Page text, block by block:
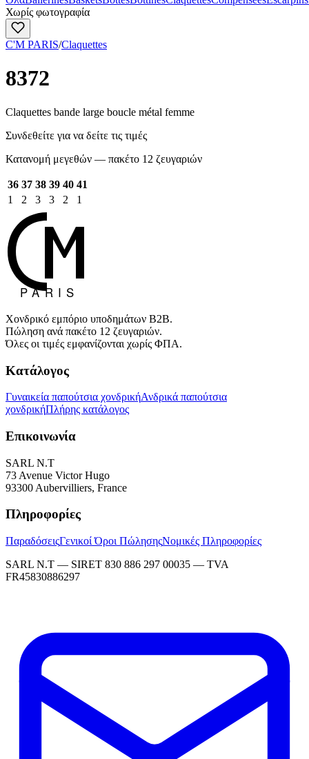
Χωρίς φωτογραφία
C'M PARIS/Claquettes
8372
Claquettes bande large boucle métal femme
Συνδεθείτε για να δείτε τις τιμές
Κατανομή μεγεθών — πακέτο 12 ζευγαριών
36 37 38 39 40 41
1
2 3 3 2 1
Χονδρικό εμπόριο υποδημάτων B2B.
Πώληση ανά πακέτο 12 ζευγαριών.
Όλες οι τιμές εμφανίζονται χωρίς ΦΠΑ.
Κατάλογος
Γυναικεία παπούτσια χονδρικήΑνδρικά παπούτσια
χονδρικήΠλήρης κατάλογος
Επικοινωνία
SARL N.T
73 Avenue Victor Hugo
93300 Aubervilliers, France
Πληροφορίες
ΠαραδόσειςΓενικοί Όροι ΠώλησηςΝομικές Πληροφορίες
SARL N.T — SIRET 830 886 297 00035 — TVA
FR45830886297